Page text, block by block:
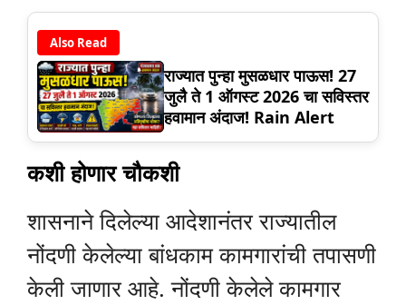
Also Read
राज्यात पुन्हा मुसळधार पाऊस! 27
जुलै ते 1 ऑगस्ट 2026 चा सविस्तर
हवामान अंदाज! Rain Alert
कशी होणार चौकशी
शासनाने दिलेल्या आदेशानंतर राज्यातील
नोंदणी केलेल्या बांधकाम कामगारांची तपासणी
केली जाणार आहे. नोंदणी केलेले कामगार